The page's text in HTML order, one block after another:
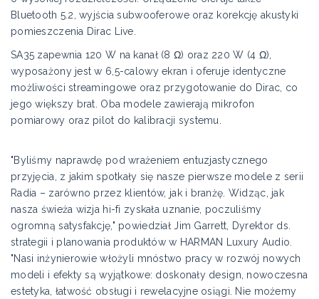
Bluetooth 5.2, wyjścia subwooferowe oraz korekcję akustyki
pomieszczenia Dirac Live.
SA35 zapewnia 120 W na kanał (8 Ω) oraz 220 W (4 Ω),
wyposażony jest w 6,5-calowy ekran i oferuje identyczne
możliwości streamingowe oraz przygotowanie do Dirac, co
jego większy brat. Oba modele zawierają mikrofon
pomiarowy oraz pilot do kalibracji systemu.
"Byliśmy naprawdę pod wrażeniem entuzjastycznego
przyjęcia, z jakim spotkały się nasze pierwsze modele z serii
Radia – zarówno przez klientów, jak i branżę. Widząc, jak
nasza świeża wizja hi-fi zyskała uznanie, poczuliśmy
ogromną satysfakcję," powiedział Jim Garrett, Dyrektor ds.
strategii i planowania produktów w HARMAN Luxury Audio.
"Nasi inżynierowie włożyli mnóstwo pracy w rozwój nowych
modeli i efekty są wyjątkowe: doskonały design, nowoczesna
estetyka, łatwość obsługi i rewelacyjne osiągi. Nie możemy